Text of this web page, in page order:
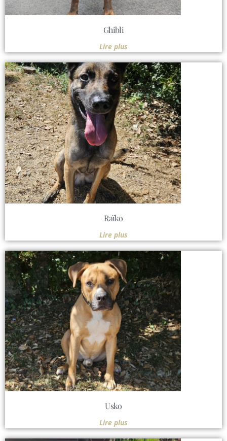
Ghibli
Lire plus
Raïko
Lire plus
Usko
Lire plus